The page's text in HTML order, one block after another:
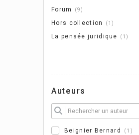
Forum 9
Hors collection 1
La pensée juridique 1
Auteurs
Beignier Bernard 1